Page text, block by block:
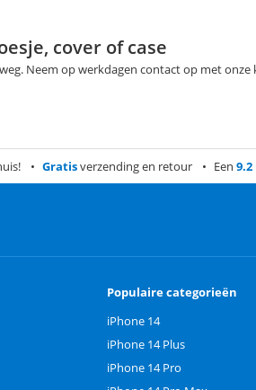
cover of case
Neem op werkdagen contact op met onze
Gratisverzending en retour Een 9.2
Populaire categorieën
iPhone 14
iPhone 14 Plus
iPhone 14 Pro